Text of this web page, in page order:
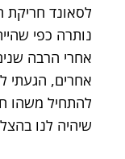
לסאונד חריקת
נותרה כפי
אחרי הרבה
אחרים, הגעתי
להתחיל משהו
שיהיה לנו